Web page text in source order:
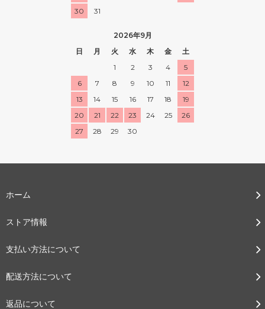
30
31
2026年9月
日
月 火 水 木 金
土
1
2 3 4
5
6
7 8 9 10 11
12
13
14 15 16 17 18
19
20
21 22 23 24 25
26
27
28 29 30
ホーム
ストア情報
支払い方法について
配送方法について
返品について